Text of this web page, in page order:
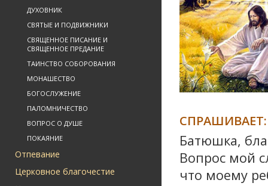
ДУХОВНИК
СВЯТЫЕ И ПОДВИЖНИКИ
СВЯЩЕННОЕ ПИСАНИЕ И
СВЯЩЕННОЕ ПРЕДАНИЕ
ТАИНСТВО СОБОРОВАНИЯ
МОНАШЕСТВО
БОГОСЛУЖЕНИЕ
ПАЛОМНИЧЕСТВО
ВОПРОС О ДУШЕ
ПОКАЯНИЕ
Отпевание
Церковное благочестие
СПРАШИВАЕТ:
Батюшка,
Вопрос мой
что моему